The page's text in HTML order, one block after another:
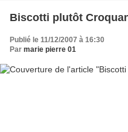
Biscotti plutôt
Publié le 11/12/2007 à 16:30
Par marie pierre 01